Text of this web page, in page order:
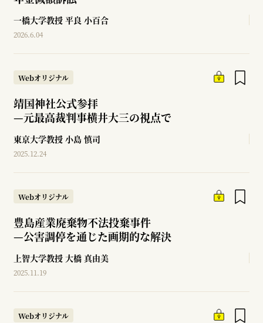
一橋大学教授 平良 小百合
2026.6.04
Webオリジナル
靖国神社公式参拝
—元最高裁判事横井大三の視点で
東京大学教授 小島 慎司
2025.12.24
Webオリジナル
豊島産業廃棄物不法投棄事件
—公害調停を通じた画期的な解決
上智大学教授 大橋 真由美
2025.11.19
Webオリジナル